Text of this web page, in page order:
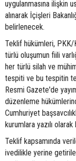
uygulanmasına ilişkin
alınarak İçişleri
belirlenecek.
Teklif hükümleri, PKK/
türlü oluşumun fiili
her türlü silah ve
tespiti ve bu tespitin
Resmi Gazete'de
düzenleme
Cumhuriyet
kurumlara yazılı
Teklif kapsamında
ivedilikle yerine